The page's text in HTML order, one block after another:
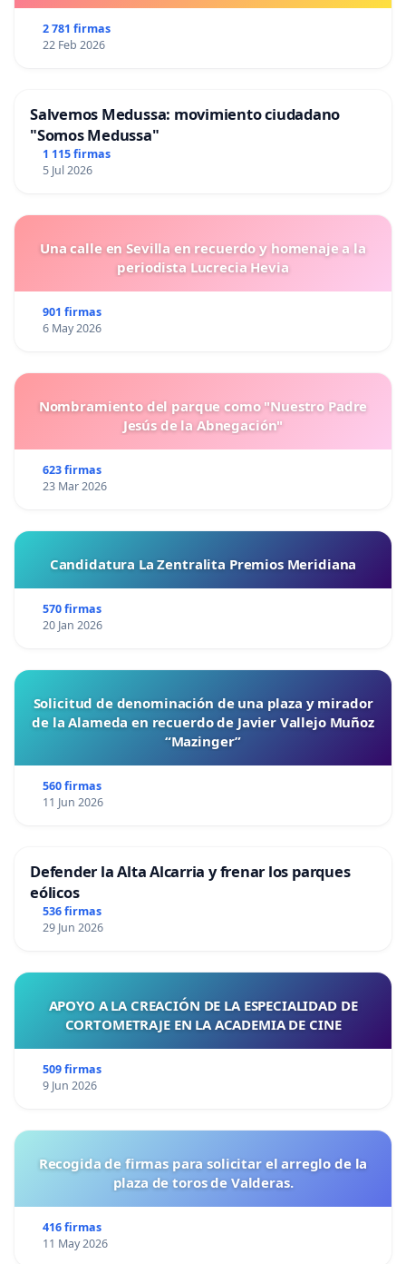
2 781 firmas
22 Feb 2026
Salvemos Medussa: movimiento ciudadano
"Somos Medussa"
1 115 firmas
5 Jul 2026
Una calle en Sevilla en recuerdo y homenaje a la
periodista Lucrecia Hevia
901 firmas
6 May 2026
Nombramiento del parque como "Nuestro Padre
Jesús de la Abnegación"
623 firmas
23 Mar 2026
Candidatura La Zentralita Premios Meridiana
570 firmas
20 Jan 2026
Solicitud de denominación de una plaza y mirador
de la Alameda en recuerdo de Javier Vallejo Muñoz
“Mazinger”
560 firmas
11 Jun 2026
Defender la Alta Alcarria y frenar los parques
eólicos
536 firmas
29 Jun 2026
APOYO A LA CREACIÓN DE LA ESPECIALIDAD DE
CORTOMETRAJE EN LA ACADEMIA DE CINE
509 firmas
9 Jun 2026
Recogida de firmas para solicitar el arreglo de la
plaza de toros de Valderas.
416 firmas
11 May 2026